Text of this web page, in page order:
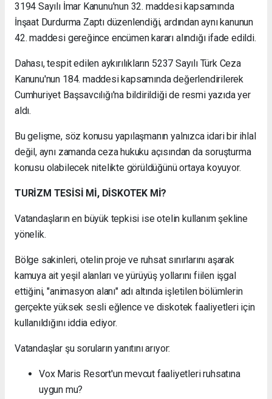
3194 Sayılı İmar Kanunu'nun 32. maddesi kapsamında
İnşaat Durdurma Zaptı düzenlendiği, ardından aynı kanunun
42. maddesi gereğince encümen kararı alındığı ifade edildi.
Dahası, tespit edilen aykırılıkların 5237 Sayılı Türk Ceza
Kanunu'nun 184. maddesi kapsamında değerlendirilerek
Cumhuriyet Başsavcılığı'na bildirildiği de resmi yazıda yer
aldı.
Bu gelişme, söz konusu yapılaşmanın yalnızca idari bir ihlal
değil, aynı zamanda ceza hukuku açısından da soruşturma
konusu olabilecek nitelikte görüldüğünü ortaya koyuyor.
TURİZM TESİSİ Mİ, DİSKOTEK Mİ?
Vatandaşların en büyük tepkisi ise otelin kullanım şekline
yönelik.
Bölge sakinleri, otelin proje ve ruhsat sınırlarını aşarak
kamuya ait yeşil alanları ve yürüyüş yollarını fiilen işgal
ettiğini, "animasyon alanı" adı altında işletilen bölümlerin
gerçekte yüksek sesli eğlence ve diskotek faaliyetleri için
kullanıldığını iddia ediyor.
Vatandaşlar şu soruların yanıtını arıyor:
Vox Maris Resort'un mevcut faaliyetleri ruhsatına
uygun mu?